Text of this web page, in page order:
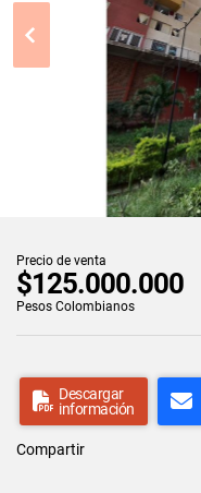
Precio de venta
$125.000.000
Pesos Colombianos
Descargar
información
Compartir